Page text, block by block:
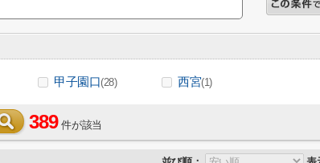
甲子園口(28) 西宮(1)
389 件が該当